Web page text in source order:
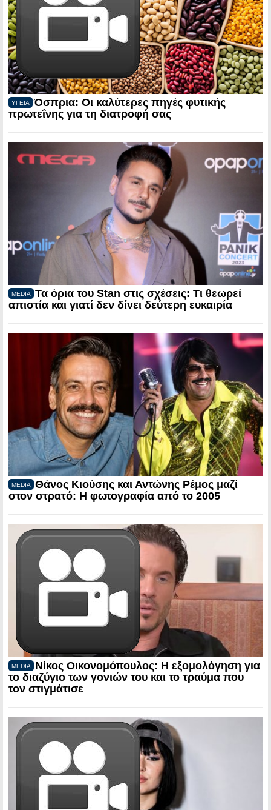
ΥΓΕΙΑ
Όσπρια: Οι καλύτερες πηγές φυτικής
πρωτεΐνης για τη διατροφή σας
MEDIA
Τα όρια του Stan στις σχέσεις: Τι θεωρεί
απιστία και γιατί δεν δίνει δεύτερη ευκαιρία
MEDIA
Θάνος Κιούσης και Αντώνης Ρέμος μαζί
στον στρατό: Η φωτογραφία από το 2005
MEDIA
Νίκος Οικονομόπουλος: Η εξομολόγηση για
το διαζύγιο των γονιών του και το τραύμα που
τον στιγμάτισε